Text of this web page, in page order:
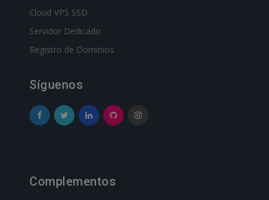
Cloud VPS SSD
Servidor Dedicado
Registro de Dominios
Síguenos
Complementos